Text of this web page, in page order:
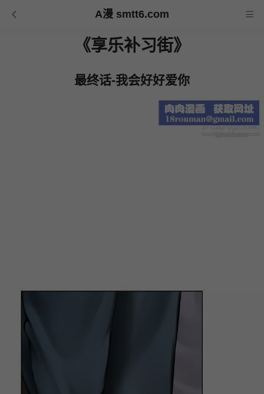
A漫 smtt6.com
《享乐补习街》
最终话-我会好好爱你